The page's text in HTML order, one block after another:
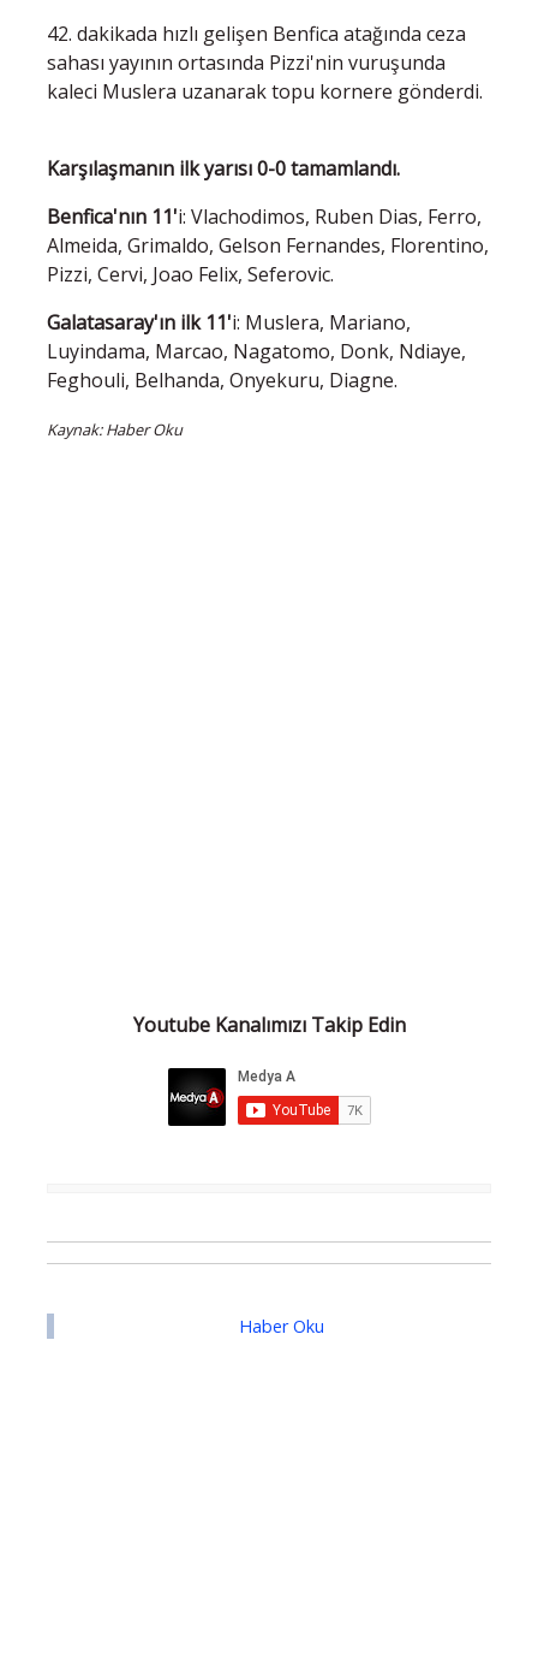
42. dakikada hızlı gelişen Benfica atağında ceza
sahası yayının ortasında Pizzi'nin vuruşunda
kaleci Muslera uzanarak topu kornere gönderdi.
Karşılaşmanın ilk yarısı 0-0 tamamlandı.
Benfica'nın 11'i: Vlachodimos, Ruben Dias, Ferro,
Almeida, Grimaldo, Gelson Fernandes, Florentino,
Pizzi, Cervi, Joao Felix, Seferovic.
Galatasaray'ın ilk 11'i: Muslera, Mariano,
Luyindama, Marcao, Nagatomo, Donk, Ndiaye,
Feghouli, Belhanda, Onyekuru, Diagne.
Kaynak: Haber Oku
Youtube Kanalımızı Takip Edin
Haber Oku